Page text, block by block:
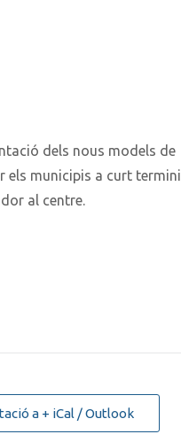
dels nous models de
els municipis a curt termini
al centre.
a + iCal / Outlook